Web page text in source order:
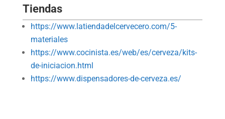
Tiendas
https://www.latiendadelcervecero.com/5-
materiales
https://www.cocinista.es/web/es/cerveza/kits-
de-iniciacion.html
https://www.dispensadores-de-cerveza.es/